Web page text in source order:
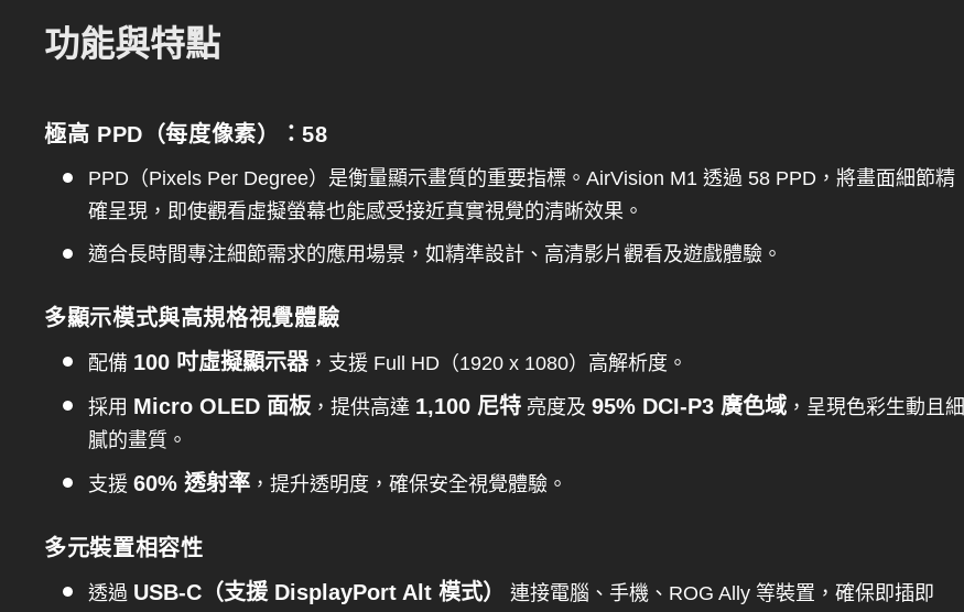
功能與特點
極高 PPD（每度像素）：58
PPD（Pixels Per Degree）是衡量顯示畫質的重要指標。AirVision M1 透過 58 PPD，將畫面細節精
確呈現，即使觀看虛擬螢幕也能感受接近真實視覺的清晰效果。
適合長時間專注細節需求的應用場景，如精準設計、高清影片觀看及遊戲體驗。
多顯示模式與高規格視覺體驗
配備 100 吋虛擬顯示器 ，支援 Full HD（1920 x 1080）高解析度。
採用 Micro OLED 面板，提供高達 1,100 尼特 亮度及 95% DCI-P3 廣色域 ，呈現色彩生動且細
膩的畫質。
支援 60% 透射率 ，提升透明度，確保安全視覺體驗。
多元裝置相容性
透過 USB-C（支援 DisplayPort Alt 模式）
連接電腦、手機、ROG Ally 等裝置，確保即插即